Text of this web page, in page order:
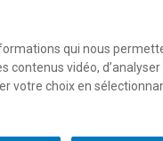
de la
Horaire -
qui nous
contenus vidéo, d’analyser
votre choix en